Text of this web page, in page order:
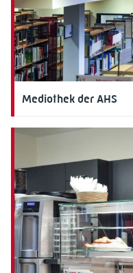
Mediothek der AHS